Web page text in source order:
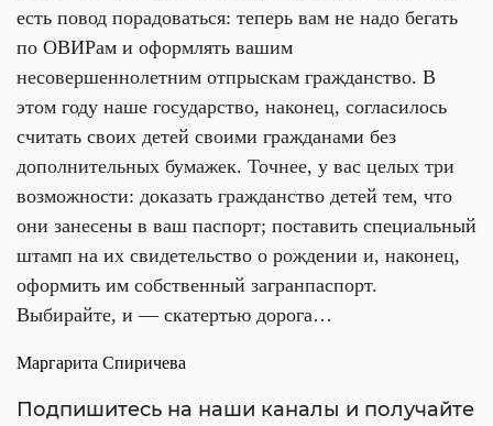
есть повод порадоваться: теперь вам не надо бегать
по ОВИРам и оформлять вашим
несовершеннолетним отпрыскам гражданство. В
этом году наше государство, наконец, согласилось
считать своих детей своими гражданами без
дополнительных бумажек. Точнее, у вас целых три
возможности: доказать гражданство детей тем, что
они занесены в ваш паспорт; поставить специальный
штамп на их свидетельство о рождении и, наконец,
оформить им собственный загранпаспорт.
Выбирайте, и — скатертью дорога…
Маргарита Спиричева
Подпишитесь на наши каналы и получайте